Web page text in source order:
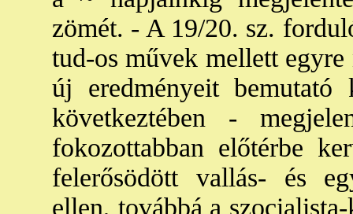
zömét. - A 19/20. sz.
tud-os művek mellett
új eredményeit
következtében -
fokozottabban előtérbe
felerősödött vallás- és
ellen, továbbá a